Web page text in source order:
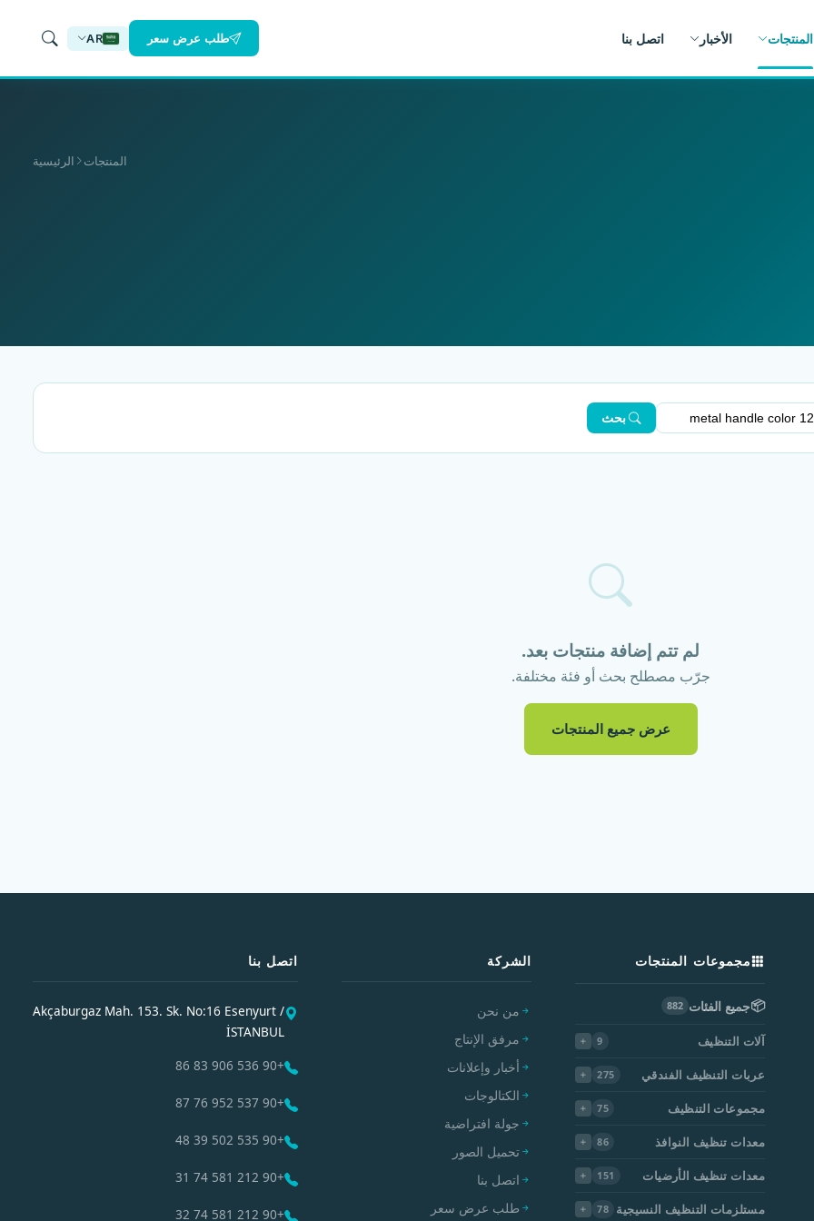
المنتجات الأخبار اتصل بنا AR طلب عرض سعر
الرئيسية المنتجات
بحث
لم تتم إضافة منتجات بعد.
جرّب مصطلح بحث أو فئة مختلفة.
عرض جميع المنتجات
مجموعات المنتجات
📦جميع الفئات 882
آلات التنظيف 9
عربات التنظيف الفندقي 275
مجموعات التنظيف 75
معدات تنظيف النوافذ 86
معدات تنظيف الأرضيات 151
مستلزمات التنظيف النسيجية 78
الشركة
من نحن
مرفق الإنتاج
أخبار وإعلانات
الكتالوجات
جولة افتراضية
تحميل الصور
اتصل بنا
طلب عرض سعر
اتصل بنا
Akçaburgaz Mah. 153. Sk. No:16 Esenyurt /
İSTANBUL
+90 536 906 83 86
+90 537 952 76 87
+90 535 502 39 48
+90 212 581 74 31
+90 212 581 74 32